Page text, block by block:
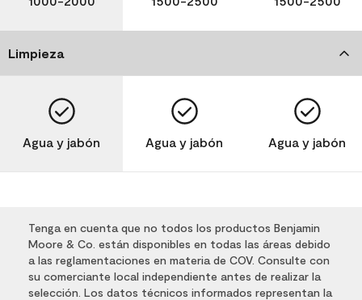
Limpieza
Agua y jabón Agua y jabón Agua y jabón
Tenga en cuenta que no todos los productos Benjamin
Moore & Co. están disponibles en todas las áreas debido
a las reglamentaciones en materia de COV. Consulte con
su comerciante local independiente antes de realizar la
selección. Los datos técnicos informados representan la